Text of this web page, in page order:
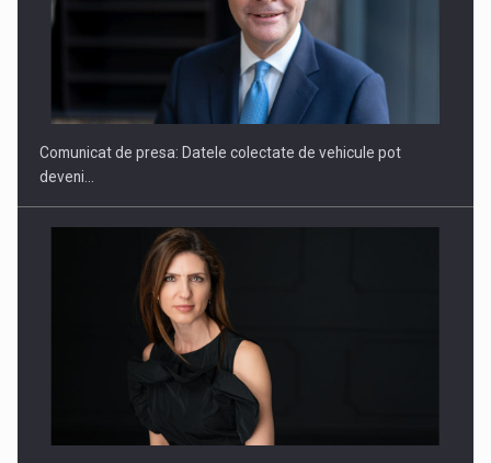
SAPTE PERSONALITATI DIN MEDIUL DE AFACERI, ACADEMIC
Hard Enduro Piatra Craiului 2026, fueled by benzinariile RO…
Comunicat de presa: Datele colectate de vehicule pot
deveni…